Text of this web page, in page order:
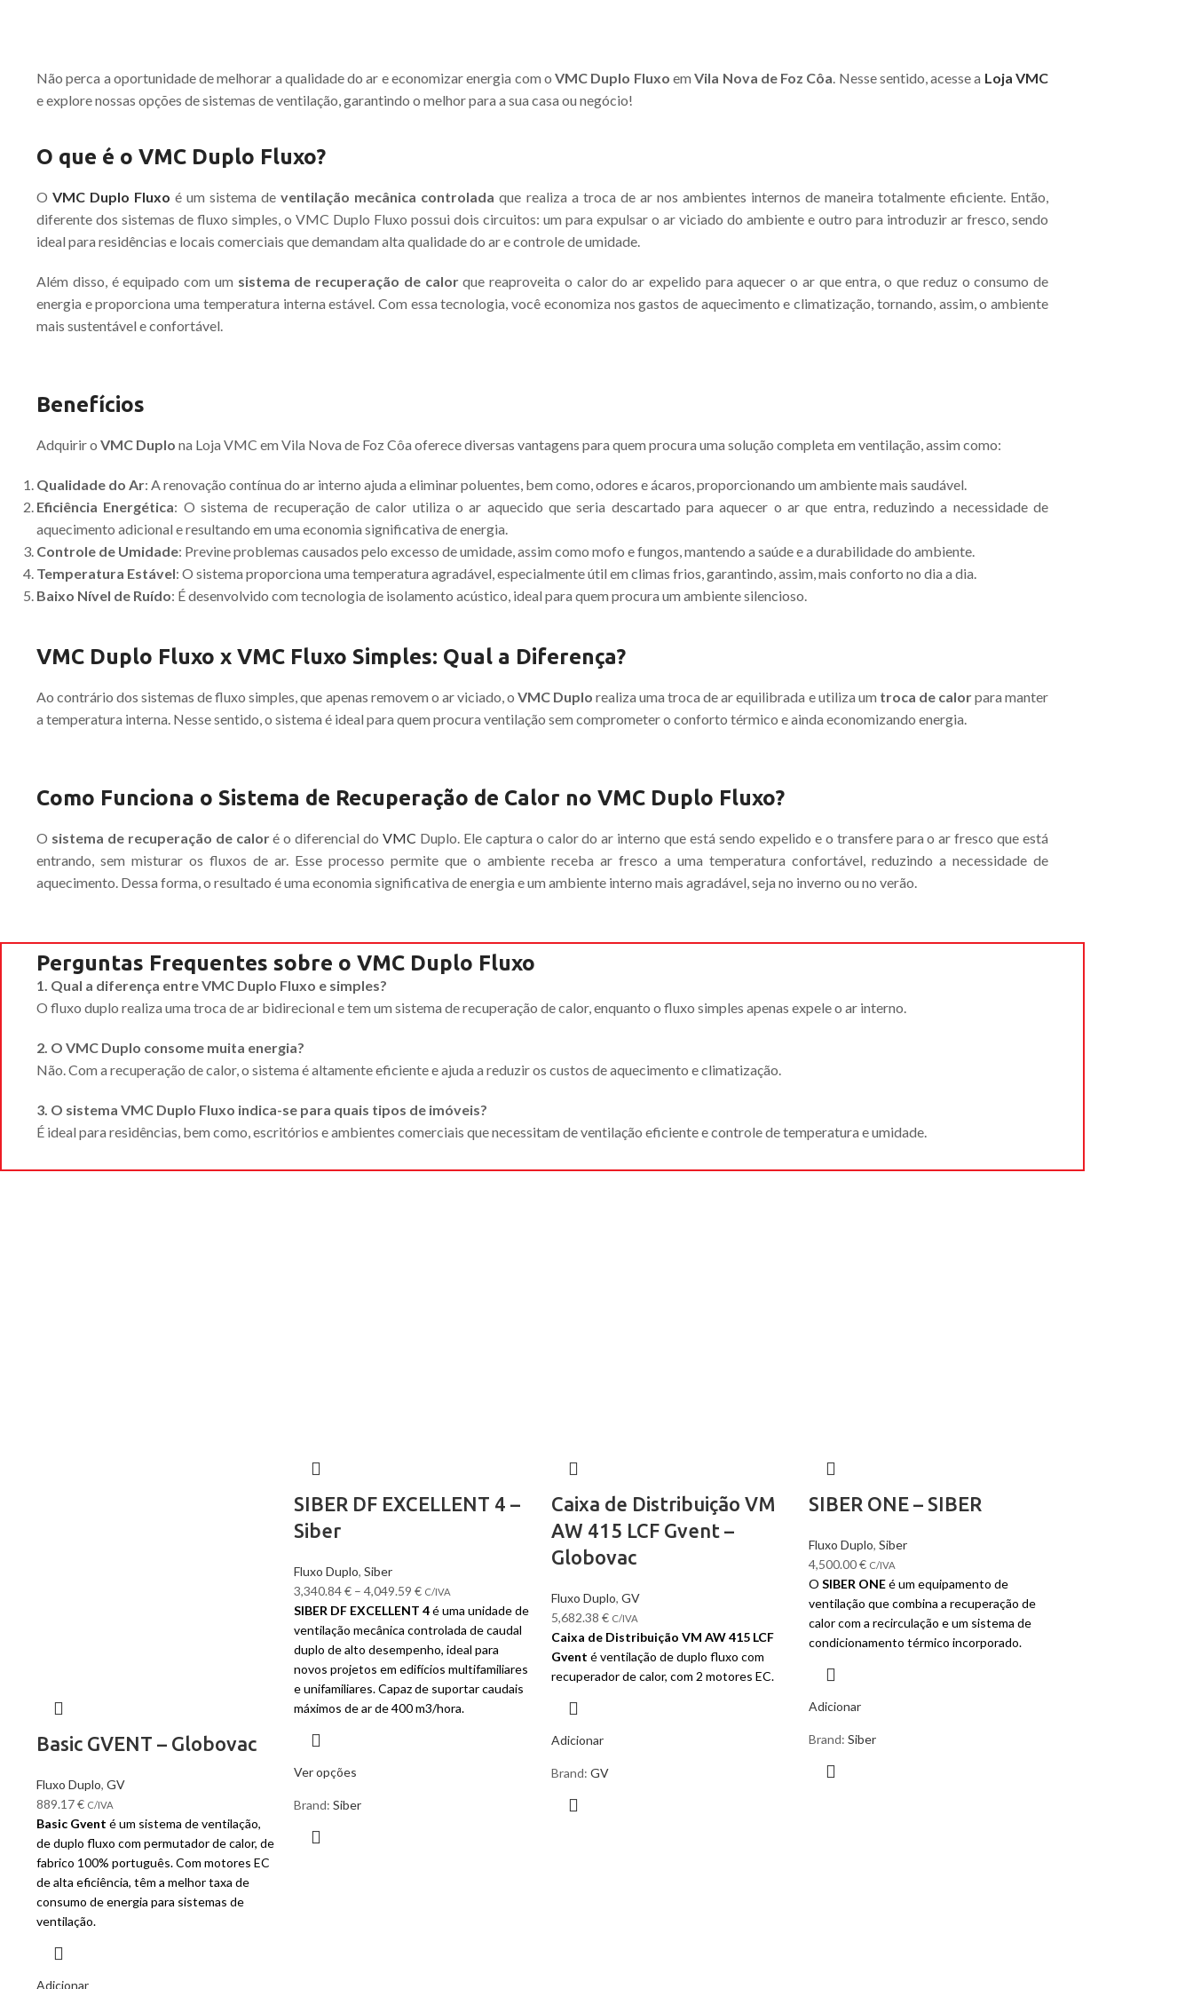
Não perca a oportunidade de melhorar a qualidade do ar e economizar energia com oVMC Duplo Fluxo emVila Nova de Foz Côa. Nesse sentido, acesse a Loja VMC
e explore nossas opções de sistemas de ventilação, garantindo o melhor para a sua casa ou negócio!
O que é o VMC Duplo Fluxo?
OVMC Duplo Fluxo é um sistema deventilação mecânica controlada que realiza a troca de ar nos ambientes internos de maneira totalmente eficiente. Então,
diferente dos sistemas de fluxo simples, o VMC Duplo Fluxo possui dois circuitos: um para expulsar o ar viciado do ambiente e outro para introduzir ar fresco, sendo
ideal para residências e locais comerciais que demandam alta qualidade do ar e controle de umidade.
Além disso, é equipado com um sistema de recuperação de calorque reaproveita o calor do ar expelido para aquecer o ar que entra, o que reduz o consumo de
energia e proporciona uma temperatura interna estável. Com essa tecnologia, você economiza nos gastos de aquecimento e climatização, tornando, assim, o ambiente
mais sustentável e confortável.
Benefícios
Adquirir o VMC Duplo na Loja VMC em Vila Nova de Foz Côa oferece diversas vantagens para quem procura uma solução completa em ventilação, assim como:
Qualidade do Ar: A renovação contínua do ar interno ajuda a eliminar poluentes, bem como, odores e ácaros, proporcionando um ambiente mais saudável.
Eficiência Energética: O sistema de recuperação de calor utiliza o ar aquecido que seria descartado para aquecer o ar que entra, reduzindo a necessidade de
aquecimento adicional e resultando em uma economia significativa de energia.
Controle de Umidade: Previne problemas causados pelo excesso de umidade, assim como mofo e fungos, mantendo a saúde e a durabilidade do ambiente.
Temperatura Estável: O sistema proporciona uma temperatura agradável, especialmente útil em climas frios, garantindo, assim, mais conforto no dia a dia.
Baixo Nível de Ruído: É desenvolvido com tecnologia de isolamento acústico, ideal para quem procura um ambiente silencioso.
VMC Duplo Fluxo x VMC Fluxo Simples: Qual a Diferença?
Ao contrário dos sistemas de fluxo simples, que apenas removem o ar viciado, o VMC Duplorealiza uma troca de ar equilibrada e utiliza um troca de calorpara manter
a temperatura interna. Nesse sentido, o sistema é ideal para quem procura ventilação sem comprometer o conforto térmico e ainda economizando energia.
Como Funciona o Sistema de Recuperação de Calor no VMC Duplo Fluxo?
O sistema de recuperação de caloré o diferencial doVMC Duplo. Ele captura o calor do ar interno que está sendo expelido e o transfere para o ar fresco que está
entrando, sem misturar os fluxos de ar. Esse processo permite que o ambiente receba ar fresco a uma temperatura confortável, reduzindo a necessidade de
aquecimento. Dessa forma, o resultado é uma economia significativa de energia e um ambiente interno mais agradável, seja no inverno ou no verão.
Perguntas Frequentes sobre o VMC Duplo Fluxo
1. Qual a diferença entre VMC Duplo Fluxo e simples?
O fluxo duplo realiza uma troca de ar bidirecional e tem um sistema de recuperação de calor, enquanto o fluxo simples apenas expele o ar interno.
2. O VMC Duplo consome muita energia?
Não. Com a recuperação de calor, o sistema é altamente eficiente e ajuda a reduzir os custos de aquecimento e climatização.
3. O sistema VMC Duplo Fluxo indica-se para quais tipos de imóveis?
É ideal para residências, bem como, escritórios e ambientes comerciais que necessitam de ventilação eficiente e controle de temperatura e umidade.
Basic GVENT – Globovac
Fluxo Duplo, GV
889.17€ C/IVA
Basic Gvent é um sistema de ventilação,
de duplo fluxo com permutador de calor, de
fabrico 100% português. Com motores EC
de alta eficiência, têm a melhor taxa de
consumo de energia para sistemas de
ventilação.
Adicionar
SIBER DF EXCELLENT 4 –
Siber
Fluxo Duplo, Siber
3,340.84€ – 4,049.59 € C/IVA
SIBER DF EXCELLENT 4é uma unidade de
ventilação mecânica controlada de caudal
duplo de alto desempenho, ideal para
novos projetos em edifícios multifamiliares
e unifamiliares. Capaz de suportar caudais
máximos de ar de 400 m3/hora.
Ver opções
Brand: Siber
Caixa de Distribuição VM
AW 415 LCF Gvent –
Globovac
Fluxo Duplo, GV
5,682.38 € C/IVA
Caixa de Distribuição VM AW 415 LCF
Gvent é ventilação de duplo fluxo com
recuperador de calor, com 2 motores EC.
Adicionar
Brand: GV
SIBER ONE – SIBER
Fluxo Duplo, Siber
4,500.00€ C/IVA
O SIBER ONEé um equipamento de
ventilação que combina a recuperação de
calor com a recirculação e um sistema de
condicionamento térmico incorporado.
Adicionar
Brand: Siber